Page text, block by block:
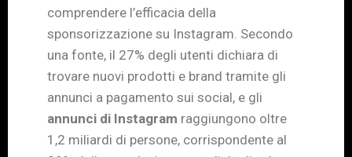
comprendere l’efficacia della
sponsorizzazione su Instagram. Secondo
una fonte, il 27% degli utenti dichiara di
trovare nuovi prodotti e brand tramite gli
annunci a pagamento sui social, e gli
annunci di Instagram raggiungono oltre
1,2 miliardi di persone, corrispondente al